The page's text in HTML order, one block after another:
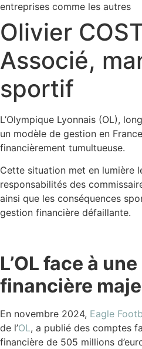
entreprises comme les autres
Olivier
Associé,
sportif
L’Olympique Lyonnais (OL),
un modèle de gestion en
financièrement tumultueuse.
Cette situation met en lumière
responsabilités des
ainsi que les conséquences
gestion financière défaillante.
L’OL face à
financière
En novembre 2024, Eagle
de l’OL, a publié des comptes
financière de 505 millions